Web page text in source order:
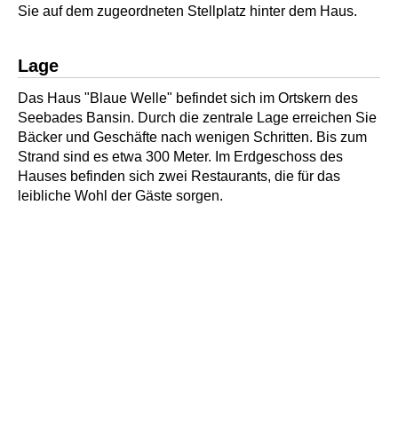
Sie auf dem zugeordneten Stellplatz hinter dem Haus.
Lage
Das Haus "Blaue Welle" befindet sich im Ortskern des
Seebades Bansin. Durch die zentrale Lage erreichen Sie
Bäcker und Geschäfte nach wenigen Schritten. Bis zum
Strand sind es etwa 300 Meter. Im Erdgeschoss des
Hauses befinden sich zwei Restaurants, die für das
leibliche Wohl der Gäste sorgen.